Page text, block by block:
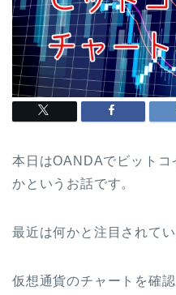
本日はOANDAでビット
かというお話です。
最近は何かと注目されてい
仮想通貨のチャートを確